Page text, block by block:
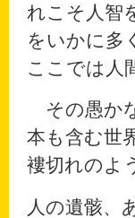
れこそ人智
をいかに多
ここでは人
その愚か
本も含む世
褸切れのよ
人の遺骸、